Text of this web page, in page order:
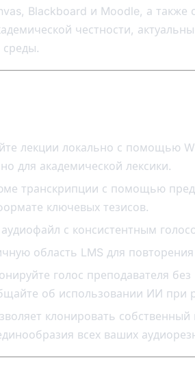
Blackboard и Moodle, а также
честности,
среды.
лекции локально с помощью
для академической лексики.
транскрипции с помощью
ключевых тезисов.
аудиофайл с консистентным
область LMS для
голос преподавателя
об использовании ИИ при
клонировать собственный
всех ваших